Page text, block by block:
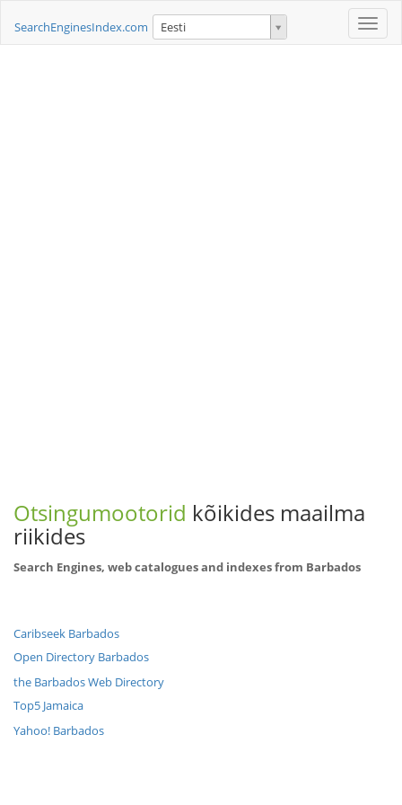
Toggle
SearchEnginesIndex.com Eesti
Otsingumootorid kõikides maailma
riikides
Search Engines, web catalogues and indexes from Barbados
Caribseek Barbados
Open Directory Barbados
the Barbados Web Directory
Top5 Jamaica
Yahoo! Barbados